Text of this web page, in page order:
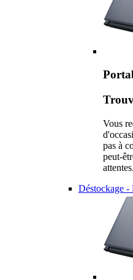
Vous
pas à
peut-
attentes.
Déstockage -